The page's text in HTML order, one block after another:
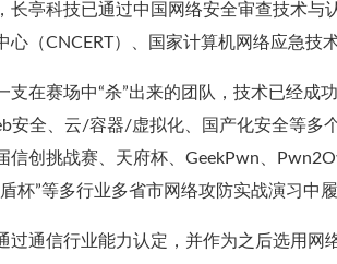
长亭科技已通过中国网络安全审查技术
心（CNCERT）、国家计算机网络应急
支在赛场中“杀”出来的团队，技术已经成
安全、云/容器/虚拟化、国产化安全等多
信创挑战赛、天府杯、GeekPwn、
杯”等多行业多省市网络攻防实战演习中
过通信行业能力认定，并作为之后选用